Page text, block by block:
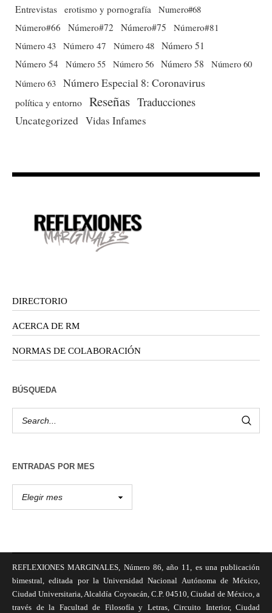
Entrevistas erotismo y pornografía Numero#68
Número#66
Número#72 Número#75
Número#81
Número 43 Número 47 Número 48 Número 51
Número 54 Número 55 Número 56 Número 58
Número 60
Número 63 Número Especial 8: Coronavirus
política y entorno Reseñas Traducciones
Uncategorized Vidas Infames
DIRECTORIO
ACERCA DE RM
NORMAS DE COLABORACIÓN
BÚSQUEDA
ENTRADAS POR MES
REFLEXIONES MARGINALES, Número 86, año 11, es una publicación
bimestral, editada por la Universidad Nacional Autónoma de México,
Ciudad Universitaria, Alcaldía Coyoacán, C.P. 04510, Ciudad de México, a
través de la Facultad de Filosofía y Letras, Circuito Interior, Ciudad